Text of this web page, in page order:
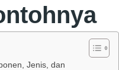
Jenis, dan